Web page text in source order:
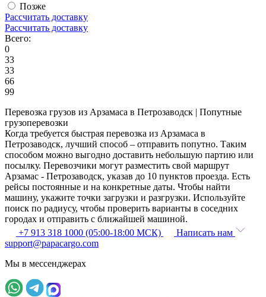
Позже
Рассчитать доставку
Рассчитать доставку
Всего:
0
33
33
66
99
Перевозка грузов из Арзамаса в Петрозаводск | Попутные
грузоперевозки
Когда требуется быстрая перевозка из Арзамаса в
Петрозаводск, лучший способ – отправить попутно. Таким
способом можно выгодно доставить небольшую партию или
посылку. Перевозчики могут разместить свой маршрут
Арзамас - Петрозаводск, указав до 10 пунктов проезда. Есть
рейсы постоянные и на конкретные даты. Чтобы найти
машину, укажите точки загрузки и разгрузки. Используйте
поиск по радиусу, чтобы проверить варианты в соседних
городах и отправить с ближайшей машиной.
+7 913 318 1000 (05:00-18:00 МСК)
Написать нам
support@papacargo.com
Мы в мессенджерах